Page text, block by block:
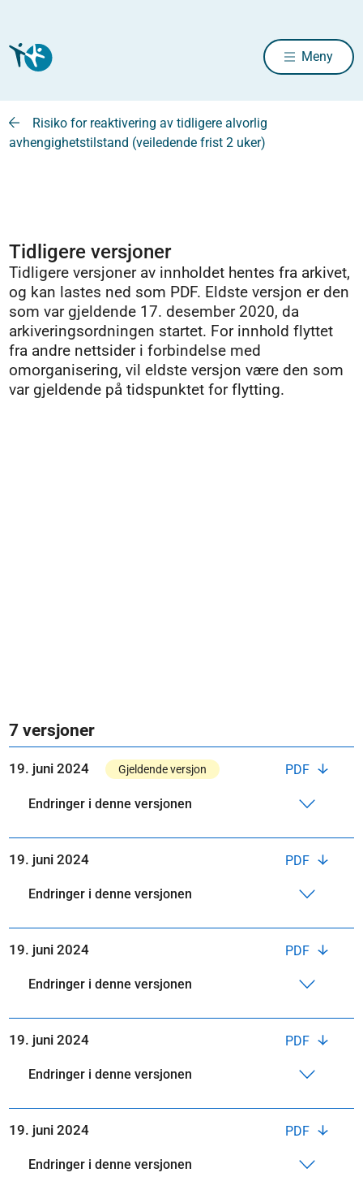
Meny
Risiko for reaktivering av tidligere alvorlig
avhengighetstilstand (veiledende frist 2 uker)
Tidligere versjoner
Tidligere versjoner av innholdet hentes fra arkivet,
og kan lastes ned som PDF. Eldste versjon er den
som var gjeldende 17. desember 2020, da
arkiveringsordningen startet. For innhold flyttet
fra andre nettsider i forbindelse med
omorganisering, vil eldste versjon være den som
var gjeldende på tidspunktet for flytting.
7 versjoner
PDF
19. juni 2024 Gjeldende versjon
Endringer i denne versjonen
PDF
19. juni 2024
Endringer i denne versjonen
PDF
19. juni 2024
Endringer i denne versjonen
PDF
19. juni 2024
Endringer i denne versjonen
PDF
19. juni 2024
Endringer i denne versjonen